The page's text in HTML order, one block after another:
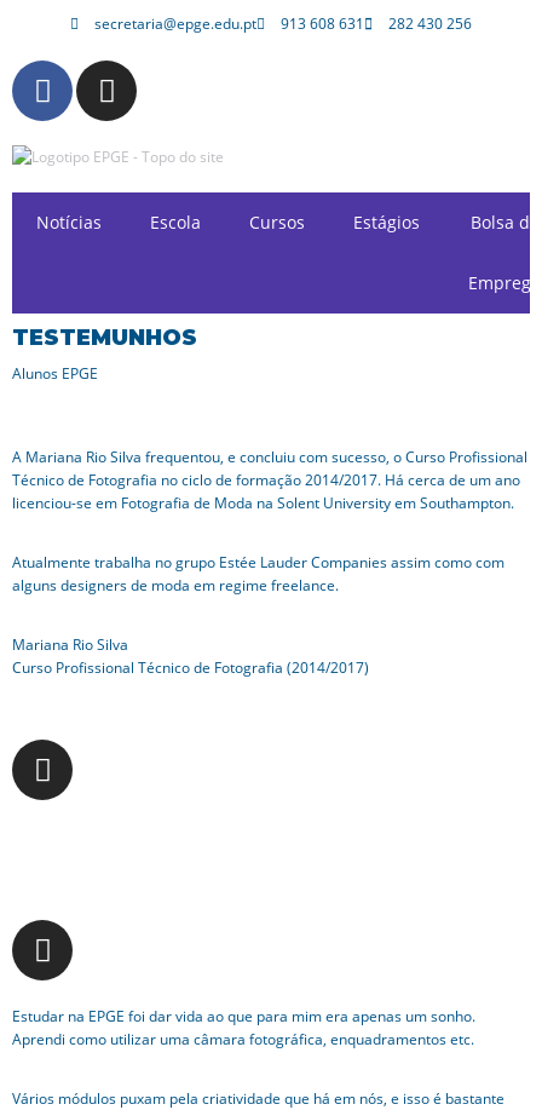
Avançar
para
o
secretaria@epge.edu.pt 913 608 631 282 430 256
Notícias Escola Cursos Estágios Bolsa de
Emprego
TESTEMUNHOS
Alunos EPGE
A Mariana Rio Silva frequentou, e concluiu com sucesso, o Curso Profissional
Técnico de Fotografia no ciclo de formação 2014/2017. Há cerca de um ano
licenciou-se em Fotografia de Moda na Solent University em Southampton.
Atualmente trabalha no grupo Estée Lauder Companies assim como com
alguns designers de moda em regime freelance.
Mariana Rio Silva
Curso Profissional Técnico de Fotografia (2014/2017)
Estudar na EPGE foi dar vida ao que para mim era apenas um sonho.
Aprendi como utilizar uma câmara fotográfica, enquadramentos etc.
Vários módulos puxam pela criatividade que há em nós, e isso é bastante